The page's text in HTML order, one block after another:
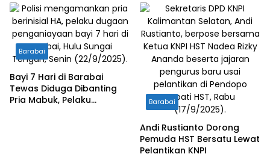
Kasarangan
Barabai
Bayi 7 Hari di Barabai
Tewas Diduga Dibanting
Pria Mabuk, Pelaku
Barabai
Andi Rustianto Dorong
Pemuda HST Bersatu Lewat
Pelantikan KNPI